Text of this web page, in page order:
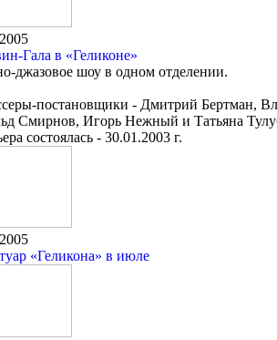
Гала в «Геликоне»
джазовое шоу в одном отделении.
постановщики - Дмитрий Бертман,
Смирнов, Игорь Нежный и Татьяна
состоялась - 30.01.2003 г.
«Геликона» в июле